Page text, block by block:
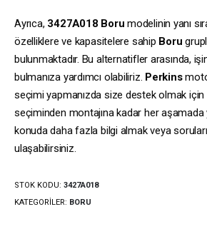
Ayrıca, 3427A018 Boru modelinin yanı
özelliklere ve kapasitelere sahip Boru
bulunmaktadır. Bu alternatifler arasında,
bulmanıza yardımcı olabiliriz. Perkins
seçimi yapmanızda size destek olmak için
seçiminden montajına kadar her aşamada
konuda daha fazla bilgi almak veya
ulaşabilirsiniz.
STOK KODU: 3427A018
KATEGORILER: BORU